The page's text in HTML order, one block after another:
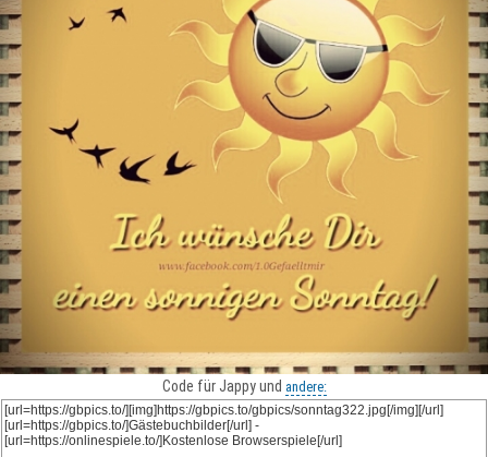
Code für Jappy und andere: